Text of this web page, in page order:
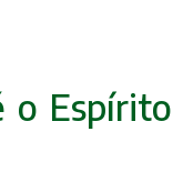
o Espírito